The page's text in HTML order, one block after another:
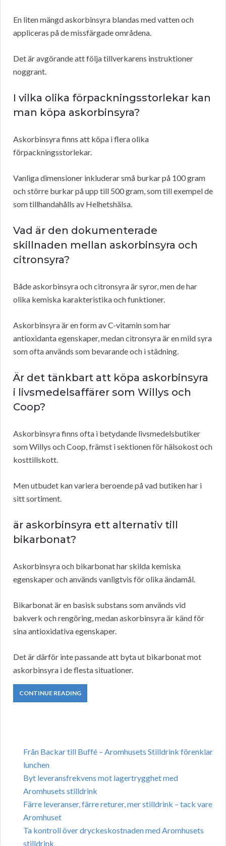
En liten mängd askorbinsyra blandas med vatten och
appliceras på de missfärgade områdena.
Det är avgörande att följa tillverkarens instruktioner
noggrant.
I vilka olika förpackningsstorlekar kan
man köpa askorbinsyra?
Askorbinsyra finns att köpa i flera olika
förpackningsstorlekar.
Vanliga dimensioner inkluderar små burkar på 100 gram
och större burkar på upp till 500 gram, som till exempel de
som tillhandahålls av Helhetshälsa.
Vad är den dokumenterade
skillnaden mellan askorbinsyra och
citronsyra?
Både askorbinsyra och citronsyra är syror, men de har
olika kemiska karakteristika och funktioner.
Askorbinsyra är en form av C-vitamin som har
antioxidanta egenskaper, medan citronsyra är en mild syra
som ofta används som bevarande och i städning.
Är det tänkbart att köpa askorbinsyra
i livsmedelsaffärer som Willys och
Coop?
Askorbinsyra finns ofta i betydande livsmedelsbutiker
som Willys och Coop, främst i sektionen för hälsokost och
kosttillskott.
Men utbudet kan variera beroende på vad butiken har i
sitt sortiment.
är askorbinsyra ett alternativ till
bikarbonat?
Askorbinsyra och bikarbonat har skilda kemiska
egenskaper och används vanligtvis för olika ändamål.
Bikarbonat är en basisk substans som används vid
bakverk och rengöring, medan askorbinsyra är känd för
sina antioxidativa egenskaper.
Det är därför inte passande att byta ut bikarbonat mot
askorbinsyra i de flesta situationer.
CONTINUE READING
Från Backar till Buffé – Aromhusets Stilldrink förenklar
lunchen
Byt leveransfrekvens mot lagertrygghet med
Aromhusets stilldrink
Färre leveranser, färre returer, mer stilldrink – tack vare
Aromhuset
Ta kontroll över dryckeskostnaden med Aromhusets
stilldrink